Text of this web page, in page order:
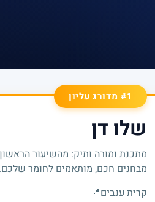
#1 מדורג עליון
שלו דן
מתכנת ומורה ותיק: מהשיעור
מבחנים חכם, מותאמים לחומר שלכם.
קרית ענבים📍